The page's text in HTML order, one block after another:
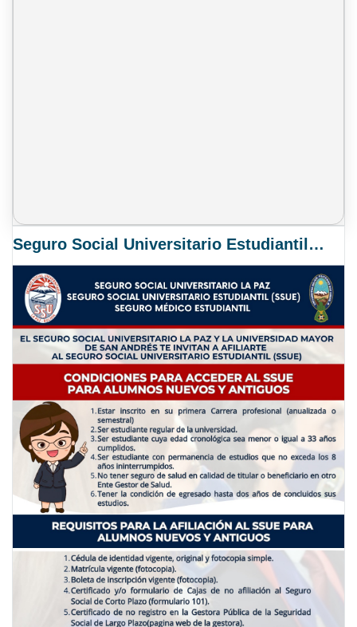
Seguro Social Universitario Estudiantil SSUE